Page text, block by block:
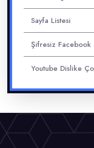
Sayfa Listesi
Şifresiz Facebook
Youtube Dislike